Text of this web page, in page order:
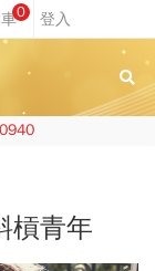
0
槓青年